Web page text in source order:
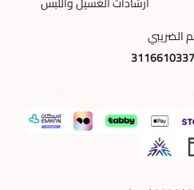
الضريبي